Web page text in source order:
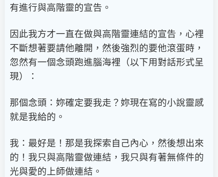
有進行與高階靈的宣告。
因此我方才一直在做與高階靈連結的宣告，心裡
不斷想著要請他離開，然後強烈的要他滾蛋時，
忽然有一個念頭跑進腦海裡（以下用對話形式呈
現）：
那個念頭：妳確定要我走？妳現在寫的小說靈感
就是我給的。
我：最好是！那是我探索自己內心，然後想出來
的！我只與高階靈做連結，我只與有著無條件的
光與愛的上師做連結。